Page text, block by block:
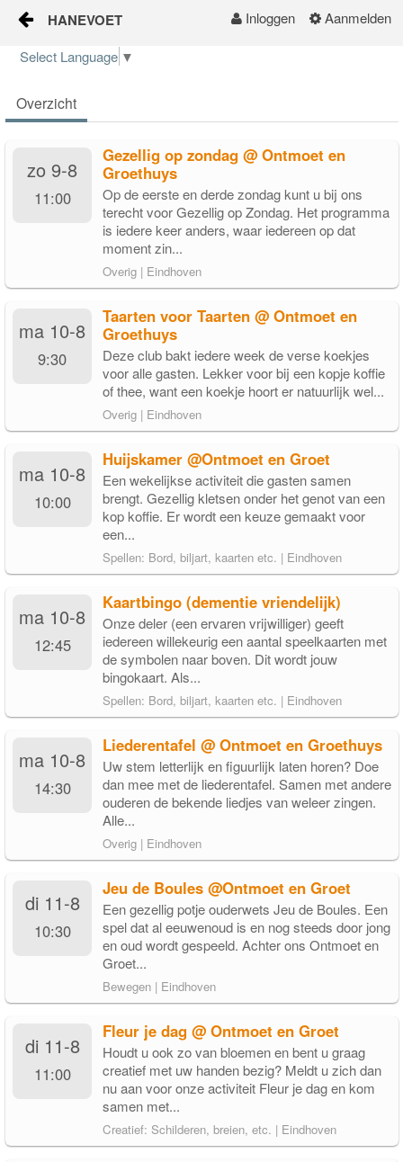
Naar content
Inloggen Aanmelden
HANEVOET
Overzicht
zo 9-8
11:00
Gezellig op zondag @ Ontmoet en
Groethuys
Op de eerste en derde zondag kunt u bij ons
terecht voor Gezellig op Zondag. Het programma
is iedere keer anders, waar iedereen op dat
moment zin...
Overig | Eindhoven
ma 10-8
9:30
Taarten voor Taarten @ Ontmoet en
Groethuys
Deze club bakt iedere week de verse koekjes
voor alle gasten. Lekker voor bij een kopje koffie
of thee, want een koekje hoort er natuurlijk wel...
Overig | Eindhoven
ma 10-8
10:00
Huijskamer @Ontmoet en Groet
Een wekelijkse activiteit die gasten samen
brengt. Gezellig kletsen onder het genot van een
kop koffie. Er wordt een keuze gemaakt voor
een...
Spellen: Bord, biljart, kaarten etc. | Eindhoven
ma 10-8
12:45
Kaartbingo (dementie vriendelijk)
Onze deler (een ervaren vrijwilliger) geeft
iedereen willekeurig een aantal speelkaarten met
de symbolen naar boven. Dit wordt jouw
bingokaart. Als...
Spellen: Bord, biljart, kaarten etc. | Eindhoven
ma 10-8
14:30
Liederentafel @ Ontmoet en Groethuys
Uw stem letterlijk en figuurlijk laten horen? Doe
dan mee met de liederentafel. Samen met andere
ouderen de bekende liedjes van weleer zingen.
Alle...
Overig | Eindhoven
di 11-8
10:30
Jeu de Boules @Ontmoet en Groet
Een gezellig potje ouderwets Jeu de Boules. Een
spel dat al eeuwenoud is en nog steeds door jong
en oud wordt gespeeld. Achter ons Ontmoet en
Groet...
Bewegen | Eindhoven
di 11-8
11:00
Fleur je dag @ Ontmoet en Groet
Houdt u ook zo van bloemen en bent u graag
creatief met uw handen bezig? Meldt u zich dan
nu aan voor onze activiteit Fleur je dag en kom
samen met...
Creatief: Schilderen, breien, etc. | Eindhoven
Select Language ▼